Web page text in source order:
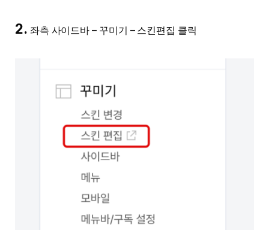
2. 좌측 사이드바 – 꾸미기 – 스킨편집 클릭